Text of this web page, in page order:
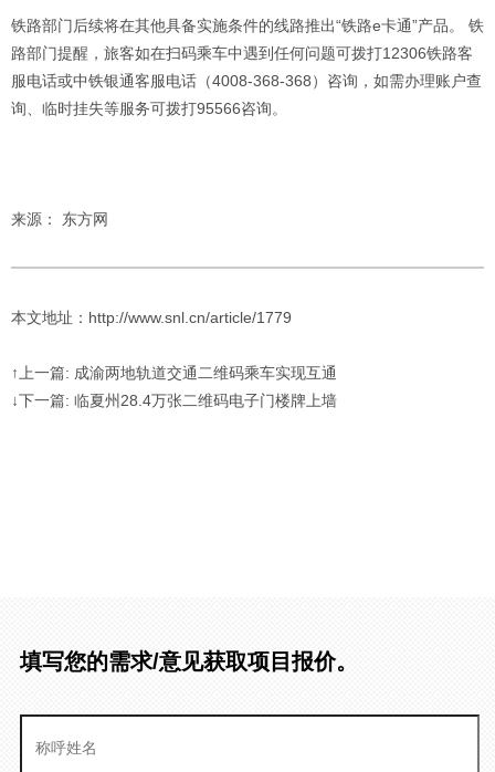
铁路部门后续将在其他具备实施条件的线路推出“铁路e卡通”产品。 铁
路部门提醒，旅客如在扫码乘车中遇到任何问题可拨打12306铁路客
服电话或中铁银通客服电话（4008-368-368）咨询，如需办理账户查
询、临时挂失等服务可拨打95566咨询。
来源： 东方网
本文地址：http://www.snl.cn/article/1779
↑上一篇: 成渝两地轨道交通二维码乘车实现互通
↓下一篇: 临夏州28.4万张二维码电子门楼牌上墙
填写您的需求/意见获取项目报价。